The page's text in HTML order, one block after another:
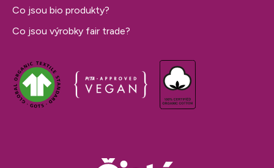
Co jsou bio produkty?
Co jsou výrobky fair trade?